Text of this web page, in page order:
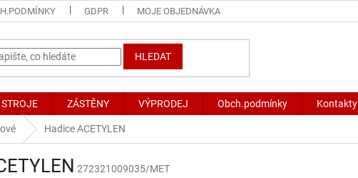
GDPR MOJE OBJEDNÁVKA
HLEDAT
STROJE ZÁSTĚNY VÝPRODEJ Obch.podmínky Kontakty
Hadice ACETYLEN
272321009035/MET